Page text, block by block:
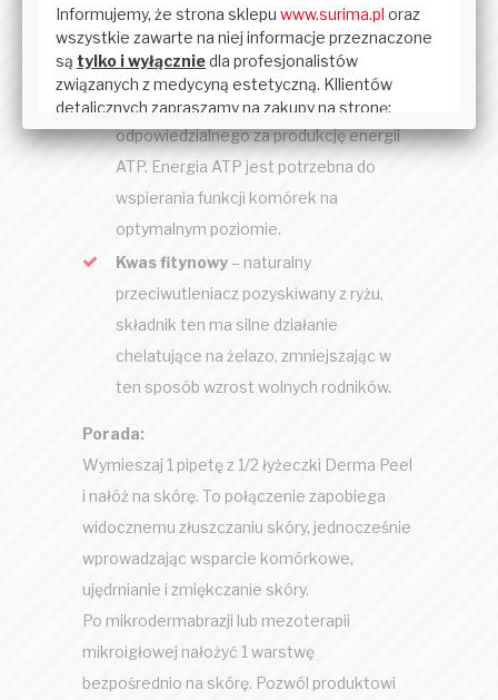
Kwas pirogronowy– Pochodzący z
winogron, miodu, jabłek lub octu, ten
składnik występuje naturalnie w
organizmie w ramach cyklu Krebsa –
odpowiedzialnego za produkcję energii
ATP. Energia ATP jest potrzebna do
wspierania funkcji komórek na
optymalnym poziomie.
Kwas fitynowy – naturalny
przeciwutleniacz pozyskiwany z ryżu,
składnik ten ma silne działanie
chelatujące na żelazo, zmniejszając w
ten sposób wzrost wolnych rodników.
Porada:
Wymieszaj 1 pipetę z 1/2 łyżeczki Derma Peel
i nałóż na skórę. To połączenie zapobiega
widocznemu złuszczaniu skóry, jednocześnie
wprowadzając wsparcie komórkowe,
ujędrnianie i zmiękczanie skóry.
Po mikrodermabrazji lub mezoterapii
mikroigłowej nałożyć 1 warstwę
bezpośrednio na skórę. Pozwól produktowi